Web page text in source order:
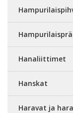
Hanaliittimet
Hanskat
Haravat ja